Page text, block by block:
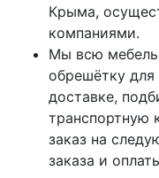
Крыма,
компаниями.
Мы всю мебель
обрешётку
доставке,
транспортную
заказ на
заказа и